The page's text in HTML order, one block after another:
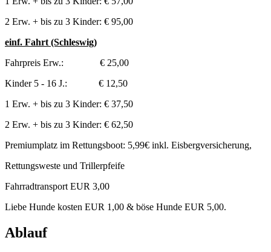
2 Erw. + bis zu 3 Kinder: € 95,00
einf. Fahrt (Schleswig)
Fahrpreis Erw.: € 25,00
Kinder 5 - 16 J.: € 12,50
1 Erw. + bis zu 3 Kinder: € 37,50
2 Erw. + bis zu 3 Kinder: € 62,50
Premiumplatz im Rettungsboot: 5,99€ inkl. Eisbergversicherung,
Rettungsweste und Trillerpfeife
Fahrradtransport EUR 3,00
Liebe Hunde kosten EUR 1,00 & böse Hunde EUR 5,00.
Ablauf